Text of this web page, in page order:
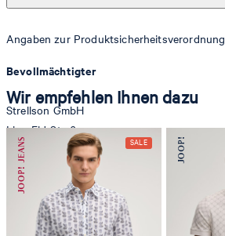
Angaben zur Produktsicherheitsverordnung
Bevollmächtigter
Strellson GmbH
Line-Eid-Str. 6
78467 Konstanz
Deutschland
contact@strellson.com
Produzent
Wir empfehlen Ihnen dazu